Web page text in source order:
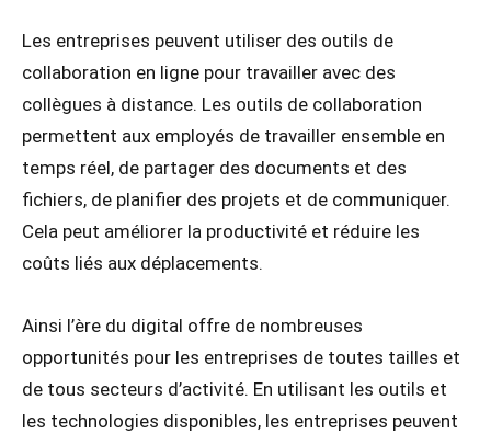
Les entreprises peuvent utiliser des outils de
collaboration en ligne pour travailler avec des
collègues à distance. Les outils de collaboration
permettent aux employés de travailler ensemble en
temps réel, de partager des documents et des
fichiers, de planifier des projets et de communiquer.
Cela peut améliorer la productivité et réduire les
coûts liés aux déplacements.
Ainsi l’ère du digital offre de nombreuses
opportunités pour les entreprises de toutes tailles et
de tous secteurs d’activité. En utilisant les outils et
les technologies disponibles, les entreprises peuvent